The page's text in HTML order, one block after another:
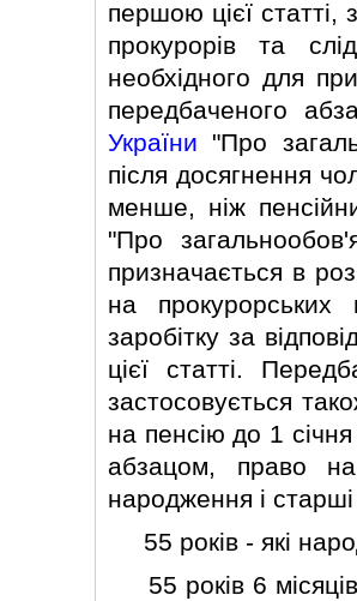
першою цiєї статтi,
прокурорiв та
необхiдного для
передбаченого
України "Про
пiсля досягнення
менше, нiж
"Про
призначається в
на
заробiтку за
цiєї статтi.
застосовується
на пенсiю до 1 сiчня
абзацом, право
народження i старшi
55 рокiв - якi
55 рокiв 6 мiсяцiв